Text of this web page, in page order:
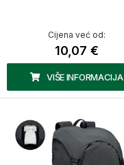
Cijena već od:
10,07 €
VIŠE INFORMACIJA